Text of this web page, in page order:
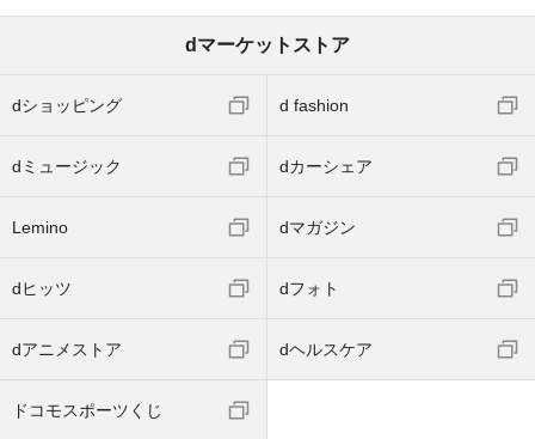
dマーケットストア
dショッピング d fashion
dミュージック dカーシェア
Lemino dマガジン
dヒッツ dフォト
dアニメストア dヘルスケア
ドコモスポーツくじ